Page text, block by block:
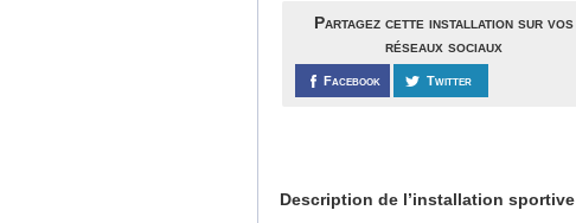
Partagez cette installation sur vos
réseaux sociaux
Facebook Twitter
Description de l’installation sportive